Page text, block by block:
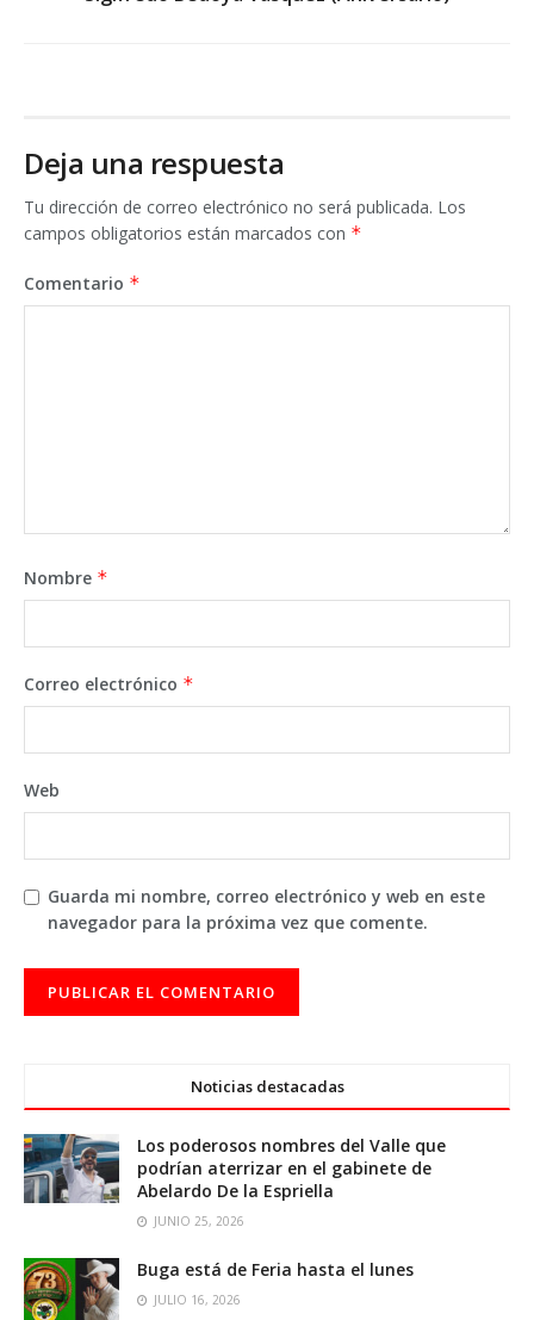
Deja una respuesta
Tu dirección de correo electrónico no será publicada. Los
campos obligatorios están marcados con *
Comentario *
Nombre *
Correo electrónico *
Web
Guarda mi nombre, correo electrónico y web en este
navegador para la próxima vez que comente.
Noticias destacadas
Los poderosos nombres del Valle que
podrían aterrizar en el gabinete de
Abelardo De la Espriella
JUNIO 25, 2026
Buga está de Feria hasta el lunes
JULIO 16, 2026